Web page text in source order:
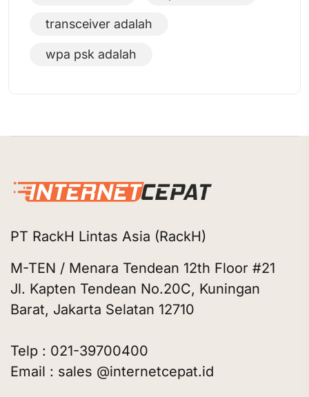
transceiver adalah
wpa psk adalah
PT RackH Lintas Asia (RackH)
M-TEN / Menara Tendean 12th Floor #21
Jl. Kapten Tendean No.20C, Kuningan
Barat, Jakarta Selatan 12710
Telp : 021-39700400
Email : sales @internetcepat.id